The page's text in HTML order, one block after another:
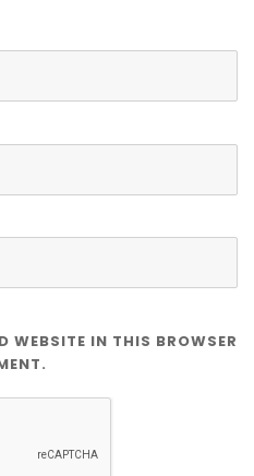
WEBSITE IN THIS BROWSER